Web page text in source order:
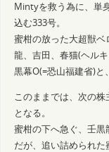
Mintyを救う為に、単
込む333号。
蜜柑の放った大超獣
龍、吉田、春猫(ヘル
黒幕O(=恐山福建省)と
このままでは、次の
となる。
蜜柑の下へ急ぐ、壬黒
だが、追い詰められた